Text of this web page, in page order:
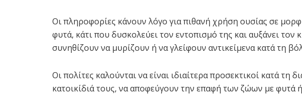
Οι πληροφορίες κάνουν λόγο για πιθανή χρήση ουσίας σε
φυτά, κάτι που δυσκολεύει τον εντοπισμό της και αυξάνει τον
συνηθίζουν να μυρίζουν ή να γλείφουν αντικείμενα κατά τη
Οι πολίτες καλούνται να είναι ιδιαίτερα προσεκτικοί κατά τη
κατοικίδιά τους, να αποφεύγουν την επαφή των ζώων με φυτά